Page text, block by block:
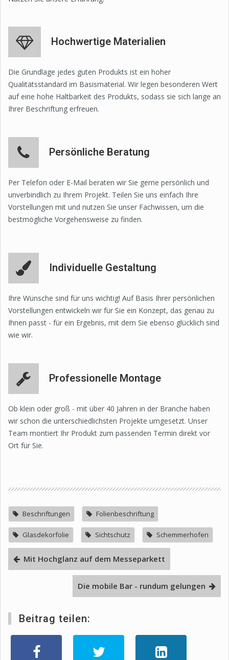
Hochwertige Materialien
Die Grundlage jedes guten Produkts ist ein hoher
Qualitätsstandard im Basismaterial. Wir legen besonderen Wert
auf eine hohe Haltbarkeit des Produkts, sodass sie sich lange an
Ihrer Beschriftung erfreuen.
Persönliche Beratung
Per Telefon oder E-Mail beraten wir Sie gerne persönlich und
unverbindlich zu Ihrem Projekt. Teilen Sie uns einfach Ihre
Vorstellungen mit und nutzen Sie unser Fachwissen, um die
bestmögliche Vorgehensweise zu finden.
Individuelle Gestaltung
Ihre Wünsche sind für uns wichtig! Auf Basis Ihrer persönlichen
Vorstellungen entwickeln wir für Sie ein Konzept, das genau zu
Ihnen passt - für ein Ergebnis, mit dem Sie ebenso glücklich sind
wie wir.
Professionelle Montage
Ob klein oder groß - mit über 40 Jahren in der Branche haben
wir schon die unterschiedlichsten Projekte umgesetzt. Unser
Team montiert Ihr Produkt zum passenden Termin direkt vor
Ort für Sie.
Beschriftungen Folienbeschriftung
Glasdekorfolie Sichtschutz Schemmerhofen
Mit Hochglanz auf dem Messeparkett
Die mobile Bar - rundum gelungen
Beitrag teilen: